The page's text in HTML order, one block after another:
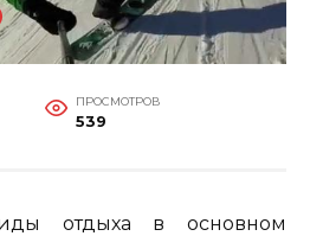
ПРОСМОТРОВ
539
отдыха в основном